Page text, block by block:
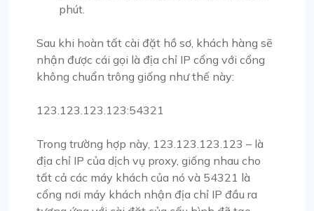
phút.
Sau khi hoàn tất cài đặt hồ sơ, khách hàng sẽ
nhận được cái gọi là địa chỉ IP cổng với cổng
không chuẩn trông giống như thế này:
123.123.123.123:54321
Trong trường hợp này, 123.123.123.123 – là
địa chỉ IP của dịch vụ proxy, giống nhau cho
tất cả các máy khách của nó và 54321 là
cổng nơi máy khách nhận địa chỉ IP đầu ra